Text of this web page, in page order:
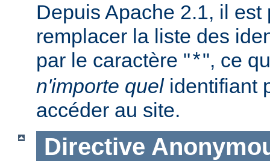
Depuis Apache 2.1, il est
remplacer la liste des
par le caractère "*", ce
n'importe quelidentifiant
accéder au site.
Directive